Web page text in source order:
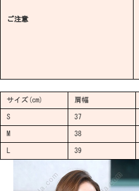
ご注意
サイズ(cm) 肩幅
S 37
M 38
39